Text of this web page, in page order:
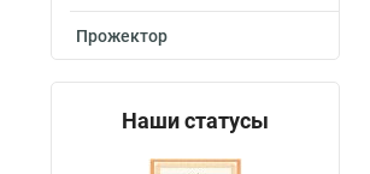
Прожектор
Наши статусы